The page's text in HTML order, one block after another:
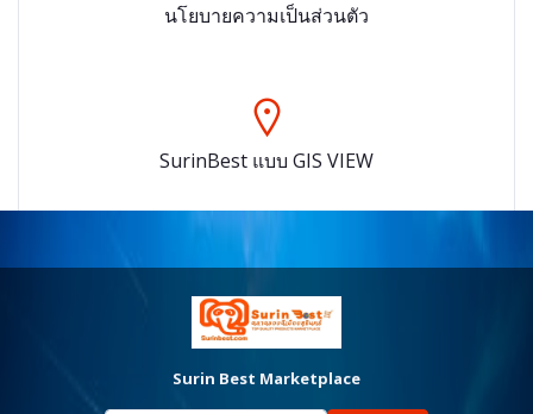
นโยบายความเป็นส่วนตัว
SurinBest แบบ GIS VIEW
Surin Best Marketplace